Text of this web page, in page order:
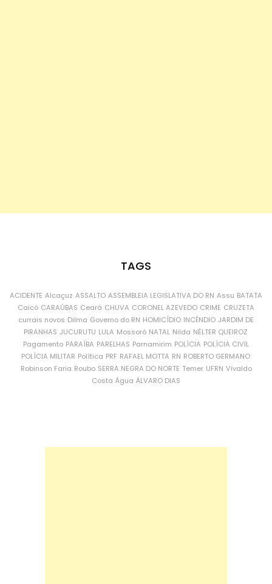
TAGS
ACIDENTE Alcaçuz ASSALTO ASSEMBLEIA LEGISLATIVA DO RN Assu BATATA
Caicó CARAÚBAS Ceará CHUVA CORONEL AZEVEDO CRIME CRUZETA
currais novos Dilma Governo do RN HOMICÍDIO INCÊNDIO JARDIM DE
PIRANHAS JUCURUTU LULA Mossoró NATAL Nilda NÉLTER QUEIROZ
Pagamento PARAÍBA PARELHAS Parnamirim POLÍCIA POLÍCIA CIVIL
POLÍCIA MILITAR Política PRF RAFAEL MOTTA RN ROBERTO GERMANO
Robinson Faria Roubo SERRA NEGRA DO NORTE Temer UFRN Vivaldo
Costa Água ÁLVARO DIAS